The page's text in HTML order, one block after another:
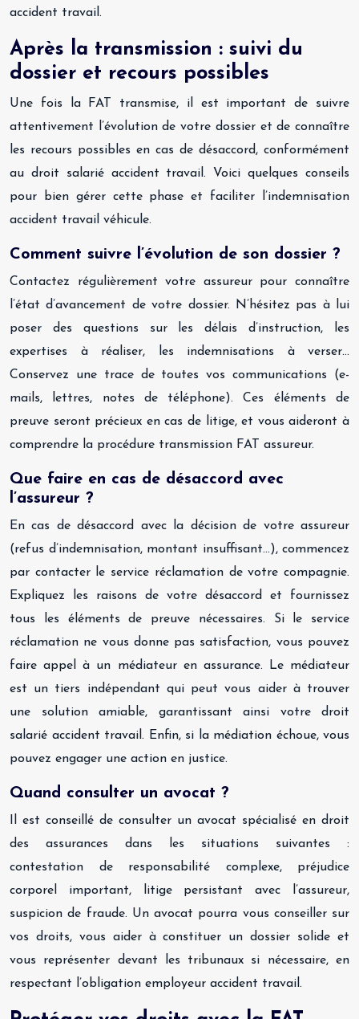
accident travail.
Après la transmission : suivi du
dossier et recours possibles
Une fois la FAT transmise, il est important de suivre
attentivement l’évolution de votre dossier et de connaître
les recours possibles en cas de désaccord, conformément
au droit salarié accident travail. Voici quelques conseils
pour bien gérer cette phase et faciliter l’indemnisation
accident travail véhicule.
Comment suivre l’évolution de son dossier ?
Contactez régulièrement votre assureur pour connaître
l’état d’avancement de votre dossier. N’hésitez pas à lui
poser des questions sur les délais d’instruction, les
expertises à réaliser, les indemnisations à verser…
Conservez une trace de toutes vos communications (e-
mails, lettres, notes de téléphone). Ces éléments de
preuve seront précieux en cas de litige, et vous aideront à
comprendre la procédure transmission FAT assureur.
Que faire en cas de désaccord avec
l’assureur ?
En cas de désaccord avec la décision de votre assureur
(refus d’indemnisation, montant insuffisant…), commencez
par contacter le service réclamation de votre compagnie.
Expliquez les raisons de votre désaccord et fournissez
tous les éléments de preuve nécessaires. Si le service
réclamation ne vous donne pas satisfaction, vous pouvez
faire appel à un médiateur en assurance. Le médiateur
est un tiers indépendant qui peut vous aider à trouver
une solution amiable, garantissant ainsi votre droit
salarié accident travail. Enfin, si la médiation échoue, vous
pouvez engager une action en justice.
Quand consulter un avocat ?
Il est conseillé de consulter un avocat spécialisé en droit
des assurances dans les situations suivantes :
contestation de responsabilité complexe, préjudice
corporel important, litige persistant avec l’assureur,
suspicion de fraude. Un avocat pourra vous conseiller sur
vos droits, vous aider à constituer un dossier solide et
vous représenter devant les tribunaux si nécessaire, en
respectant l’obligation employeur accident travail.